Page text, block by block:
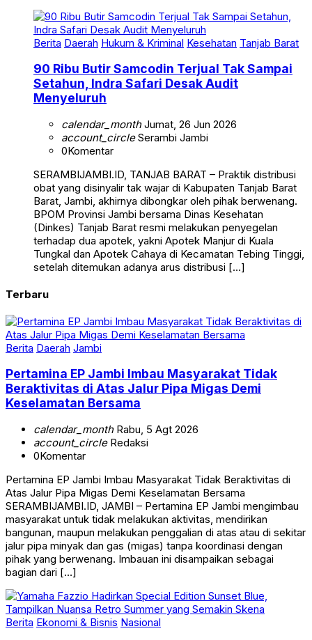
Berita Daerah Hukum & Kriminal Kesehatan Tanjab Barat
90 Ribu Butir Samcodin Terjual Tak Sampai
Setahun, Indra Safari Desak Audit
Menyeluruh
calendar_monthJumat, 26 Jun 2026
account_circleSerambi Jambi
0Komentar
SERAMBIJAMBI.ID, TANJAB BARAT – Praktik distribusi
obat yang disinyalir tak wajar di Kabupaten Tanjab Barat
Barat, Jambi, akhirnya dibongkar oleh pihak berwenang.
BPOM Provinsi Jambi bersama Dinas Kesehatan
(Dinkes) Tanjab Barat resmi melakukan penyegelan
terhadap dua apotek, yakni Apotek Manjur di Kuala
Tungkal dan Apotek Cahaya di Kecamatan Tebing Tinggi,
setelah ditemukan adanya arus distribusi […]
Terbaru
Berita Daerah Jambi
Pertamina EP Jambi Imbau Masyarakat Tidak
Beraktivitas di Atas Jalur Pipa Migas Demi
Keselamatan Bersama
calendar_monthRabu, 5 Agt 2026
account_circleRedaksi
0Komentar
Pertamina EP Jambi Imbau Masyarakat Tidak Beraktivitas di
Atas Jalur Pipa Migas Demi Keselamatan Bersama
SERAMBIJAMBI.ID, JAMBI – Pertamina EP Jambi mengimbau
masyarakat untuk tidak melakukan aktivitas, mendirikan
bangunan, maupun melakukan penggalian di atas atau di sekitar
jalur pipa minyak dan gas (migas) tanpa koordinasi dengan
pihak yang berwenang. Imbauan ini disampaikan sebagai
bagian dari […]
Berita Ekonomi & Bisnis Nasional